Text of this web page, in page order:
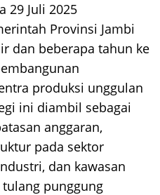
29 Juli 2025
Provinsi Jambi
dan beberapa tahun ke
produksi unggulan
ini diambil sebagai
anggaran,
pada sektor
dan kawasan
punggung